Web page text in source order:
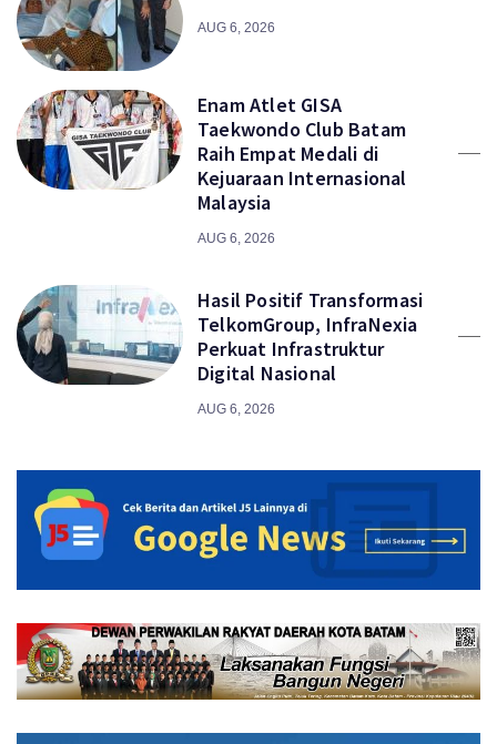
AUG 6, 2026
Enam Atlet GISA
Taekwondo Club Batam
Raih Empat Medali di
Kejuaraan Internasional
Malaysia
AUG 6, 2026
Hasil Positif Transformasi
TelkomGroup, InfraNexia
Perkuat Infrastruktur
Digital Nasional
AUG 6, 2026